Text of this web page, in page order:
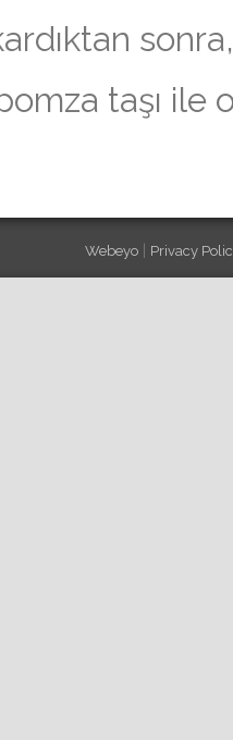
taşı ile
Webeyo| Privacy